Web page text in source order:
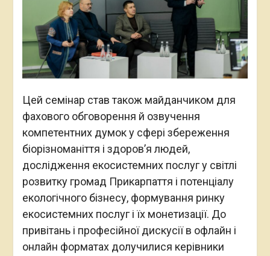
Цей семінар став також майданчиком для
фахового обговорення й озвучення
компетентних думок у сфері збереження
біорізноманіття і здоров’я людей,
дослідження екосистемних послуг у світлі
розвитку громад Прикарпаття і потенціалу
екологічного бізнесу, формування ринку
екосистемних послуг і їх монетизації. До
привітань і професійної дискусії в офлайн і
онлайн форматах долучилися керівники